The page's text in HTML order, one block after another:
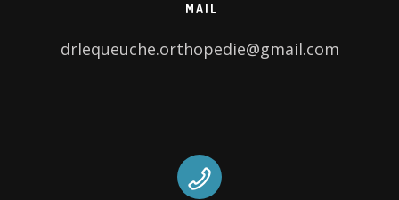
MAIL
drlequeuche.orthopedie@gmail.com